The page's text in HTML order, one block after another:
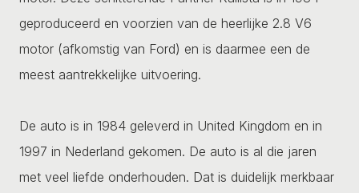
geproduceerd en voorzien van de heerlijke 2.8 V6
motor (afkomstig van Ford) en is daarmee een de
meest aantrekkelijke uitvoering.
De auto is in 1984 geleverd in United Kingdom en in
1997 in Nederland gekomen. De auto is al die jaren
met veel liefde onderhouden. Dat is duidelijk merkbaar